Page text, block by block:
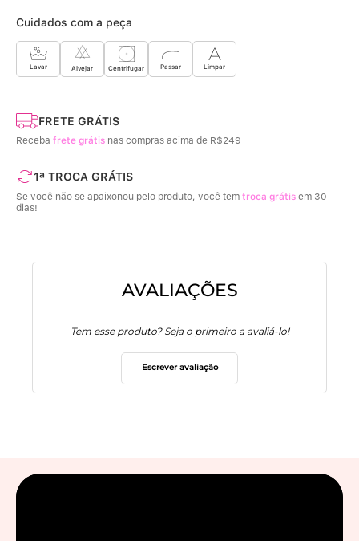
Cuidados com a peça
Lavar Alvejar Centrifugar Passar Limpar
FRETE GRÁTIS
Receba frete grátis nas compras acima de R$249
1ª TROCA GRÁTIS
Se você não se apaixonou pelo produto, você tem troca grátis em 30
dias!
AVALIAÇÕES
Tem esse produto? Seja o primeiro a avaliá-lo!
Escrever avaliação